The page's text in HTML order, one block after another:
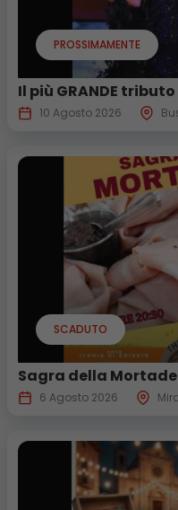
PROSSIMAMENTE
Il più GRANDE
10 Agosto 2026
SCADUTO
Sagra della
6 Agosto 2026